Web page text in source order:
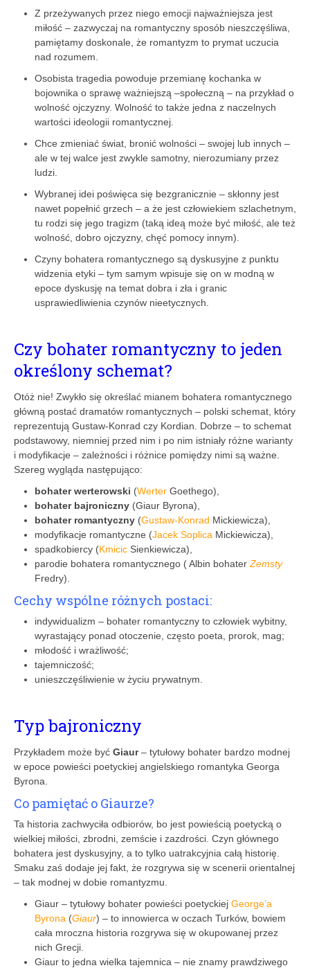
Z przeżywanych przez niego emocji najważniejsza jest
miłość – zazwyczaj na romantyczny sposób nieszczęśliwa,
pamiętamy doskonale, że romantyzm to prymat uczucia
nad rozumem.
Osobista tragedia powoduje przemianę kochanka w
bojownika o sprawę ważniejszą –społeczną – na przykład o
wolność ojczyzny. Wolność to także jedna z naczelnych
wartości ideologii romantycznej.
Chce zmieniać świat, bronić wolności – swojej lub innych –
ale w tej walce jest zwykle samotny, nierozumiany przez
ludzi.
Wybranej idei poświęca się bezgranicznie – skłonny jest
nawet popełnić grzech – a że jest człowiekiem szlachetnym,
tu rodzi się jego tragizm (taką ideą może być miłość, ale też
wolność, dobro ojczyzny, chęć pomocy innym).
Czyny bohatera romantycznego są dyskusyjne z punktu
widzenia etyki – tym samym wpisuje się on w modną w
epoce dyskusję na temat dobra i zła i granic
usprawiedliwienia czynów nieetycznych.
Czy bohater romantyczny to jeden
określony schemat?
Otóż nie! Zwykło się określać mianem bohatera romantycznego
główną postać dramatów romantycznych – polski schemat, który
reprezentują Gustaw-Konrad czy Kordian. Dobrze – to schemat
podstawowy, niemniej przed nim i po nim istniały różne warianty
i modyfikacje – zależności i różnice pomiędzy nimi są ważne.
Szereg wygląda następująco:
bohater werterowski (Werter Goethego),
bohater bajroniczny (Giaur Byrona),
bohater romantyczny (Gustaw-Konrad Mickiewicza),
modyfikacje romantyczne (Jacek Soplica Mickiewicza),
spadkobiercy (Kmicic Sienkiewicza),
parodie bohatera romantycznego ( Albin bohater Zemsty
Fredry).
Cechy wspólne różnych postaci:
indywidualizm – bohater romantyczny to człowiek wybitny,
wyrastający ponad otoczenie, często poeta, prorok, mag;
młodość i wrażliwość;
tajemniczość;
unieszczęśliwienie w życiu prywatnym.
Typ bajroniczny
Przykładem może być Giaur– tytułowy bohater bardzo modnej
w epoce powieści poetyckiej angielskiego romantyka Georga
Byrona.
Co pamiętać o Giaurze?
Ta historia zachwyciła odbiorów, bo jest powieścią poetycką o
wielkiej miłości, zbrodni, zemście i zazdrości. Czyn głównego
bohatera jest dyskusyjny, a to tylko uatrakcyjnia całą historię.
Smaku zaś dodaje jej fakt, że rozgrywa się w scenerii orientalnej
– tak modnej w dobie romantyzmu.
Giaur – tytułowy bohater powieści poetyckiej George’a
Byrona (Giaur) – to innowierca w oczach Turków, bowiem
cała mroczna historia rozgrywa się w okupowanej przez
nich Grecji.
Giaur to jedna wielka tajemnica – nie znamy prawdziwego